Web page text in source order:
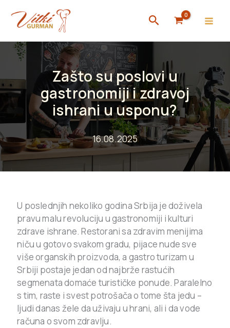
content
Search
Zašto su poslovi u
gastronomiji i zdravoj
ishrani u usponu?
16.08.2025
U poslednjih nekoliko godina Srbija je doživela
pravu malu revoluciju u gastronomiji i kulturi
zdrave ishrane. Restorani sa zdravim menijima
niču u gotovo svakom gradu, pijace nude sve
više organskih proizvoda, a gastro turizam u
Srbiji postaje jedan od najbrže rastućih
segmenata domaće turističke ponude. Paralelno
s tim, raste i svest potrošača o tome šta jedu –
ljudi danas žele da uživaju u hrani, ali i da vode
računa o svom zdravlju.